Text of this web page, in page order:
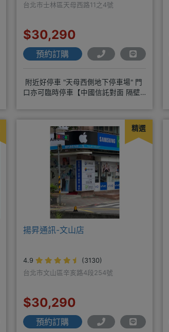
台北市士林區天母西路11之4號
$30,290
預約訂購
附近好停車 "天母西側地下停車場" 門
口亦可臨時停車【中國信託對面 隔壁
精選
揚昇通訊-文山店
4.9
(3130)
台北市文山區辛亥路4段254號
$30,290
預約訂購